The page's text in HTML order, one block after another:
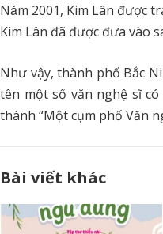
Nǎm 2001, Kim Lân được
Kim Lân đã được đưa vào
Như vậy, thành phố Bắc
tên một số văn nghệ sĩ
thành “Một cụm phố Văn
Bài viết khác